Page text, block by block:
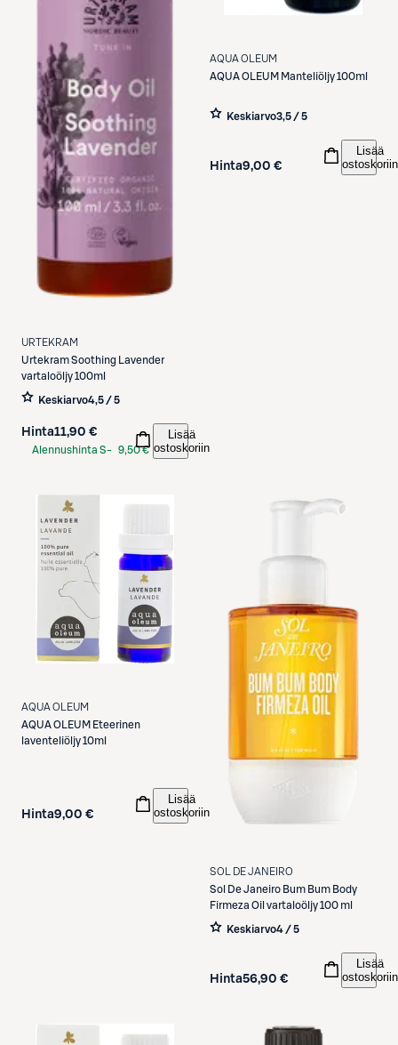
URTEKRAM
UrtekramSoothing Lavender
vartaloöljy 100ml
Keskiarvo4,5 / 5
Hinta11,90 €
Alennushinta S- 9,50 €
Lisää
ostoskoriin
AQUA OLEUM
AQUA OLEUM Manteliöljy 100ml
Keskiarvo3,5 / 5
Hinta9,00 €
Lisää
ostoskoriin
AQUA OLEUM
AQUA OLEUM Eteerinen
laventeliöljy 10ml
Hinta9,00 €
Lisää
ostoskoriin
SOL DE JANEIRO
Sol De Janeiro Bum Bum Body
Firmeza Oil vartaloöljy 100 ml
Keskiarvo4 / 5
Hinta56,90 €
Lisää
ostoskoriin